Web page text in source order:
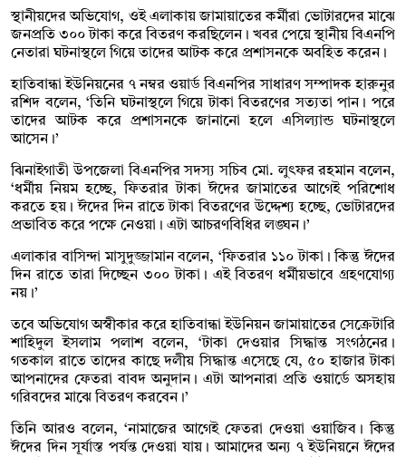
স্থানীয়দের অভিযোগ, ওই এলাকায় জামায়াতের কর্মীরা ভোটারদের মাঝে
জনপ্রতি ৩০০ টাকা করে বিতরণ করছিলেন। খবর পেয়ে স্থানীয় বিএনপি
নেতারা ঘটনাস্থলে গিয়ে তাদের আটক করে প্রশাসনকে অবহিত করেন।
হাতিবান্ধা ইউনিয়নের ৭ নম্বর ওয়ার্ড বিএনপির সাধারণ সম্পাদক হারুনুর
রশিদ বলেন, ‘তিনি ঘটনাস্থলে গিয়ে টাকা বিতরণের সত্যতা পান। পরে
তাদের আটক করে প্রশাসনকে জানানো হলে এসিল্যান্ড ঘটনাস্থলে
আসেন।’
ঝিনাইগাতী উপজেলা বিএনপির সদস্য সচিব মো. লুৎফর রহমান বলেন,
‘ধর্মীয় নিয়ম হচ্ছে, ফিতরার টাকা ঈদের জামাতের আগেই পরিশোধ
করতে হয়। ঈদের দিন রাতে টাকা বিতরণের উদ্দেশ্য হচ্ছে, ভোটারদের
প্রভাবিত করে পক্ষে নেওয়া। এটা আচরণবিধির লঙ্ঘন।’
এলাকার বাসিন্দা মাসুদুজ্জামান বলেন, ‘ফিতরার ১১০ টাকা। কিন্তু ঈদের
দিন রাতে তারা দিচ্ছেন ৩০০ টাকা। এই বিতরণ ধর্মীয়ভাবে গ্রহণযোগ্য
নয়।’
তবে অভিযোগ অস্বীকার করে হাতিবান্ধা ইউনিয়ন জামায়াতের সেক্রেটারি
শাহিদুল ইসলাম পলাশ বলেন, ‘টাকা দেওয়ার সিদ্ধান্ত সংগঠনের।
গতকাল রাতে তাদের কাছে দলীয় সিদ্ধান্ত এসেছে যে, ৫০ হাজার টাকা
আপনাদের ফেতরা বাবদ অনুদান। এটা আপনারা প্রতি ওয়ার্ডে অসহায়
গরিবদের মাঝে বিতরণ করবেন।’
তিনি আরও বলেন, ‘নামাজের আগেই ফেতরা দেওয়া ওয়াজিব। কিন্তু
ঈদের দিন সূর্যাস্ত পর্যন্ত দেওয়া যায়। আমাদের অন্য ৭ ইউনিয়নে ঈদের